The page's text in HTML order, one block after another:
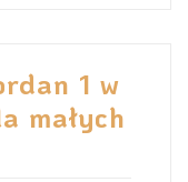
1 w
małych